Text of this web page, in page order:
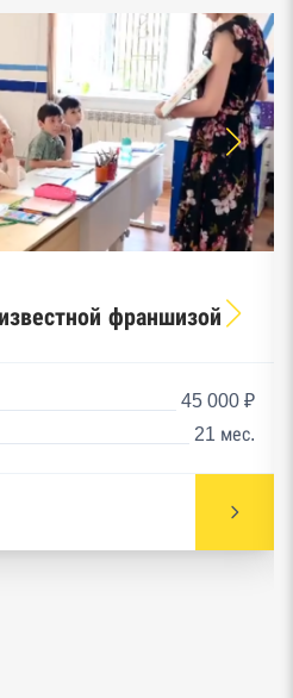
франшизой
45 000 ₽
21 мес.